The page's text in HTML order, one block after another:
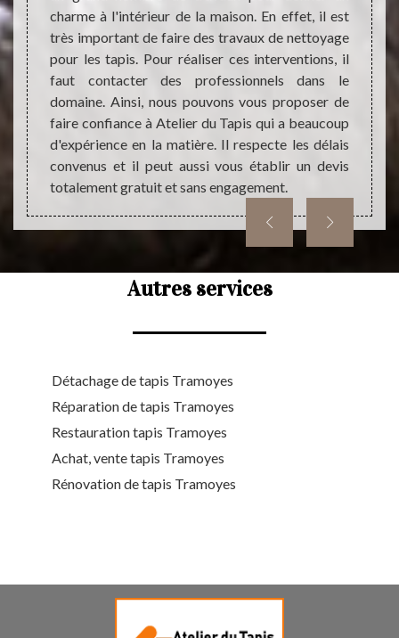
une
tout
une
sur
charme à l'intérieur de la maison. En effet, il est
très important de faire des travaux de nettoyage
pour les tapis. Pour réaliser ces interventions, il
faut contacter des professionnels dans le
domaine. Ainsi, nous pouvons vous proposer de
faire confiance à Atelier du Tapis qui a beaucoup
d'expérience en la matière. Il respecte les délais
convenus et il peut aussi vous établir un devis
totalement gratuit et sans engagement.
des
Autres services
Détachage de tapis Tramoyes
Réparation de tapis Tramoyes
Restauration tapis Tramoyes
Achat, vente tapis Tramoyes
Rénovation de tapis Tramoyes